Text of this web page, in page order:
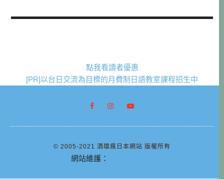
點我看讀者優惠
[PR]以台日交流為目標的月費制日語教室課程招生中
© 2005-2021 酒雄瘋日本網站 版權所有
網站維護：